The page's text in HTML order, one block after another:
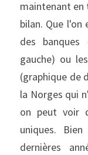
maintenant
bilan. Que l'on
des banques
gauche) ou
(graphique de
la Norges qui
on peut voir
uniques.
dernières